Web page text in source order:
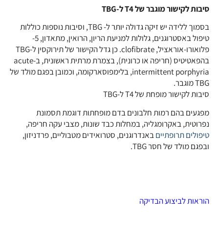
סיבות לקישור מוגבר של T4 ל-TBG
בסמוך ללידה יש זיקה גדולה יותר ל- TBG, וסיבות נוספות כוללות
טיפול באסטרוגנים, גלולות למניעת הריון, הרואין, מתאדון, 5-
פלואורו-אוראציל, clofibrate. כן גדל הקישור של תירוקסין ל-TBG
בהפאטיטיס (חריפה או כרונית), בצמרת מרתית ראשונית, ב-acute
intermittent porphyria, בלימפוסארקומה, וכמובן בפגם מולד של
TBG מוגבר.
סיבות לקישור מופחת של T4 ל-TBG
מפגעים בהם רמות חלבונים בדם מופחתות דוגמת תסמונת
נפרוטית, באקרומגליה, במחלות כבד שונות, מצבי עקה חריפה,
טיפולים תרופתייםבאנדרוגנים, סטרואידים מטבוליים, פרדניזון,
ובפגם מולד של חסר TBG.
הוראות לביצוע הבדיקה